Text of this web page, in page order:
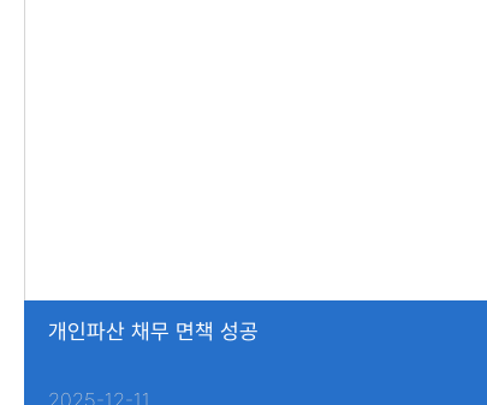
개인파산 채무 면책 성공